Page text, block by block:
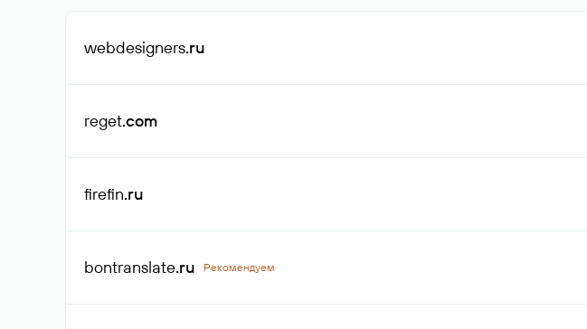
webdesigners.ru
reget.com
firefin.ru
bontranslate.ru Рекомендуем